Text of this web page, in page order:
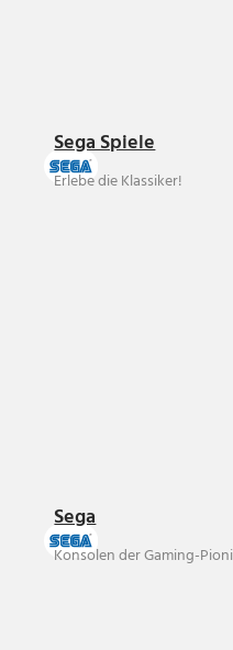
Sega Spiele
Erlebe die Klassiker!
Sega
Konsolen der Gaming-